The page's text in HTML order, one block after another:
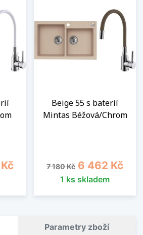
Beige 55 s baterií
Mintas Béžová/Chrom
Běžná cena
7 180 Kč Cena
6 462 Kč
1 ks skladem
Parametry zboží